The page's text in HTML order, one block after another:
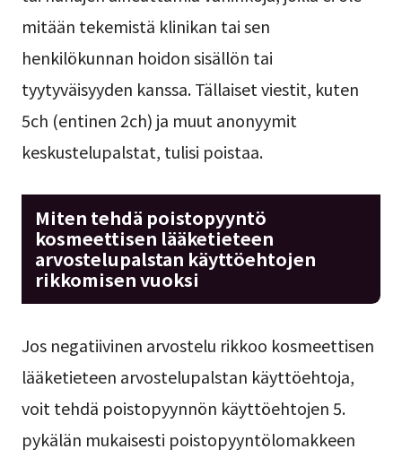
mitään tekemistä klinikan tai sen
henkilökunnan hoidon sisällön tai
tyytyväisyyden kanssa. Tällaiset viestit, kuten
5ch (entinen 2ch) ja muut anonyymit
keskustelupalstat, tulisi poistaa.
Miten tehdä poistopyyntö
kosmeettisen lääketieteen
arvostelupalstan käyttöehtojen
rikkomisen vuoksi
Jos negatiivinen arvostelu rikkoo kosmeettisen
lääketieteen arvostelupalstan käyttöehtoja,
voit tehdä poistopyynnön käyttöehtojen 5.
pykälän mukaisesti poistopyyntölomakkeen